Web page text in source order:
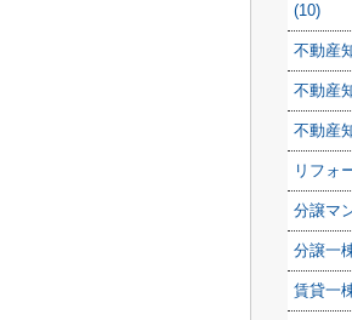
(10)
不動産
不動産
不動産
リフォ
分譲マ
分譲一
賃貸一